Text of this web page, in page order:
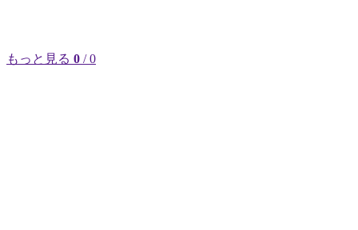
もっと見る 0 / 0